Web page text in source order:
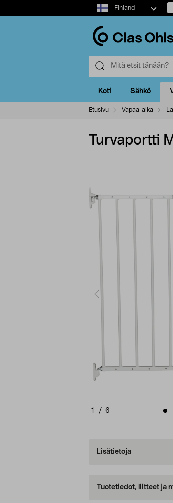
Select
market
Finland
Koti Sähkö
Etusivu Vapaa-aika
Turvaportti
1 / 6
Lisätietoja
Tuotetiedot, liitteet ja